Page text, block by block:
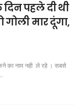
दिन पहले दी थी
मार दूंगा,
का नाम नही ले रहे । सबसे